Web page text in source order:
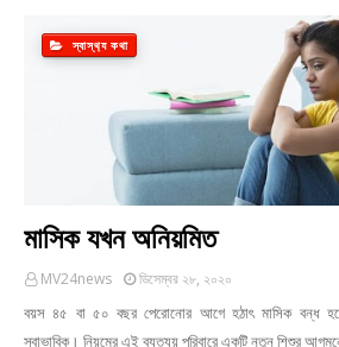
স্বাস্থ‍্য কথা
মাসিক যখন অনিয়মিত
MV24news ডিসেম্বর ২৮, ২০২০
বয়স ৪৫ বা ৫০ বছর পেরোনোর আগে হঠাৎ মাসিক বন্ধ
স্বাভাবিক। নিয়মের এই ব্যত্যয় পরিবারে একটি নতুন শিশুর